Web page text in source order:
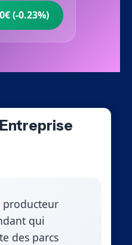
(-0.23%)
producteur
qui
des parcs